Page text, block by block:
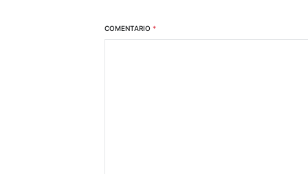
COMENTARIO *